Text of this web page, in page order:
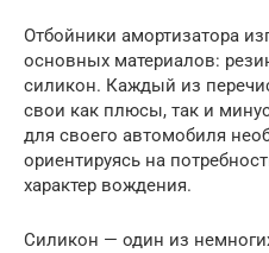
Отбойники амортизатора
основных материалов:
силикон. Каждый из
свои как плюсы, так и
для своего автомобиля
ориентируясь на
характер вождения.
Силикон — один из